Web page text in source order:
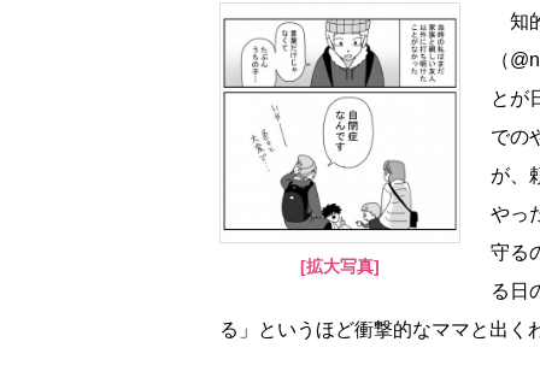
[拡大写真]
知
（
とが
での
が、
った
守る
る日
る」というほど衝撃的なママと出く